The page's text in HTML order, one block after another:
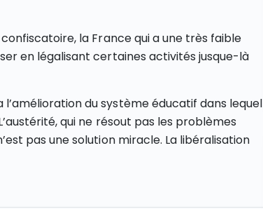
la France qui a une très faible
en légalisant certaines activités jusque-là
du système éducatif dans lequel
qui ne résout pas les problèmes
pas une solution miracle. La libéralisation